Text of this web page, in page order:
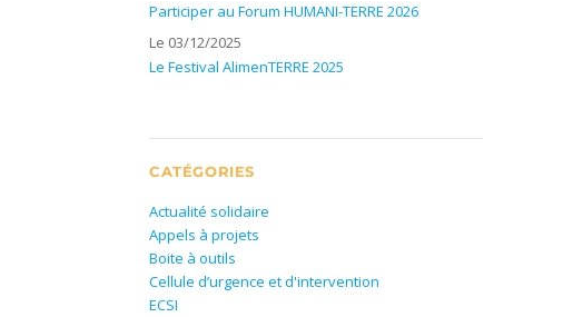
Participer au Forum HUMANI-TERRE 2026
Le 03/12/2025
Le Festival AlimenTERRE 2025
CATÉGORIES
Actualité solidaire
Appels à projets
Boite à outils
Cellule d’urgence et d'intervention
ECSI